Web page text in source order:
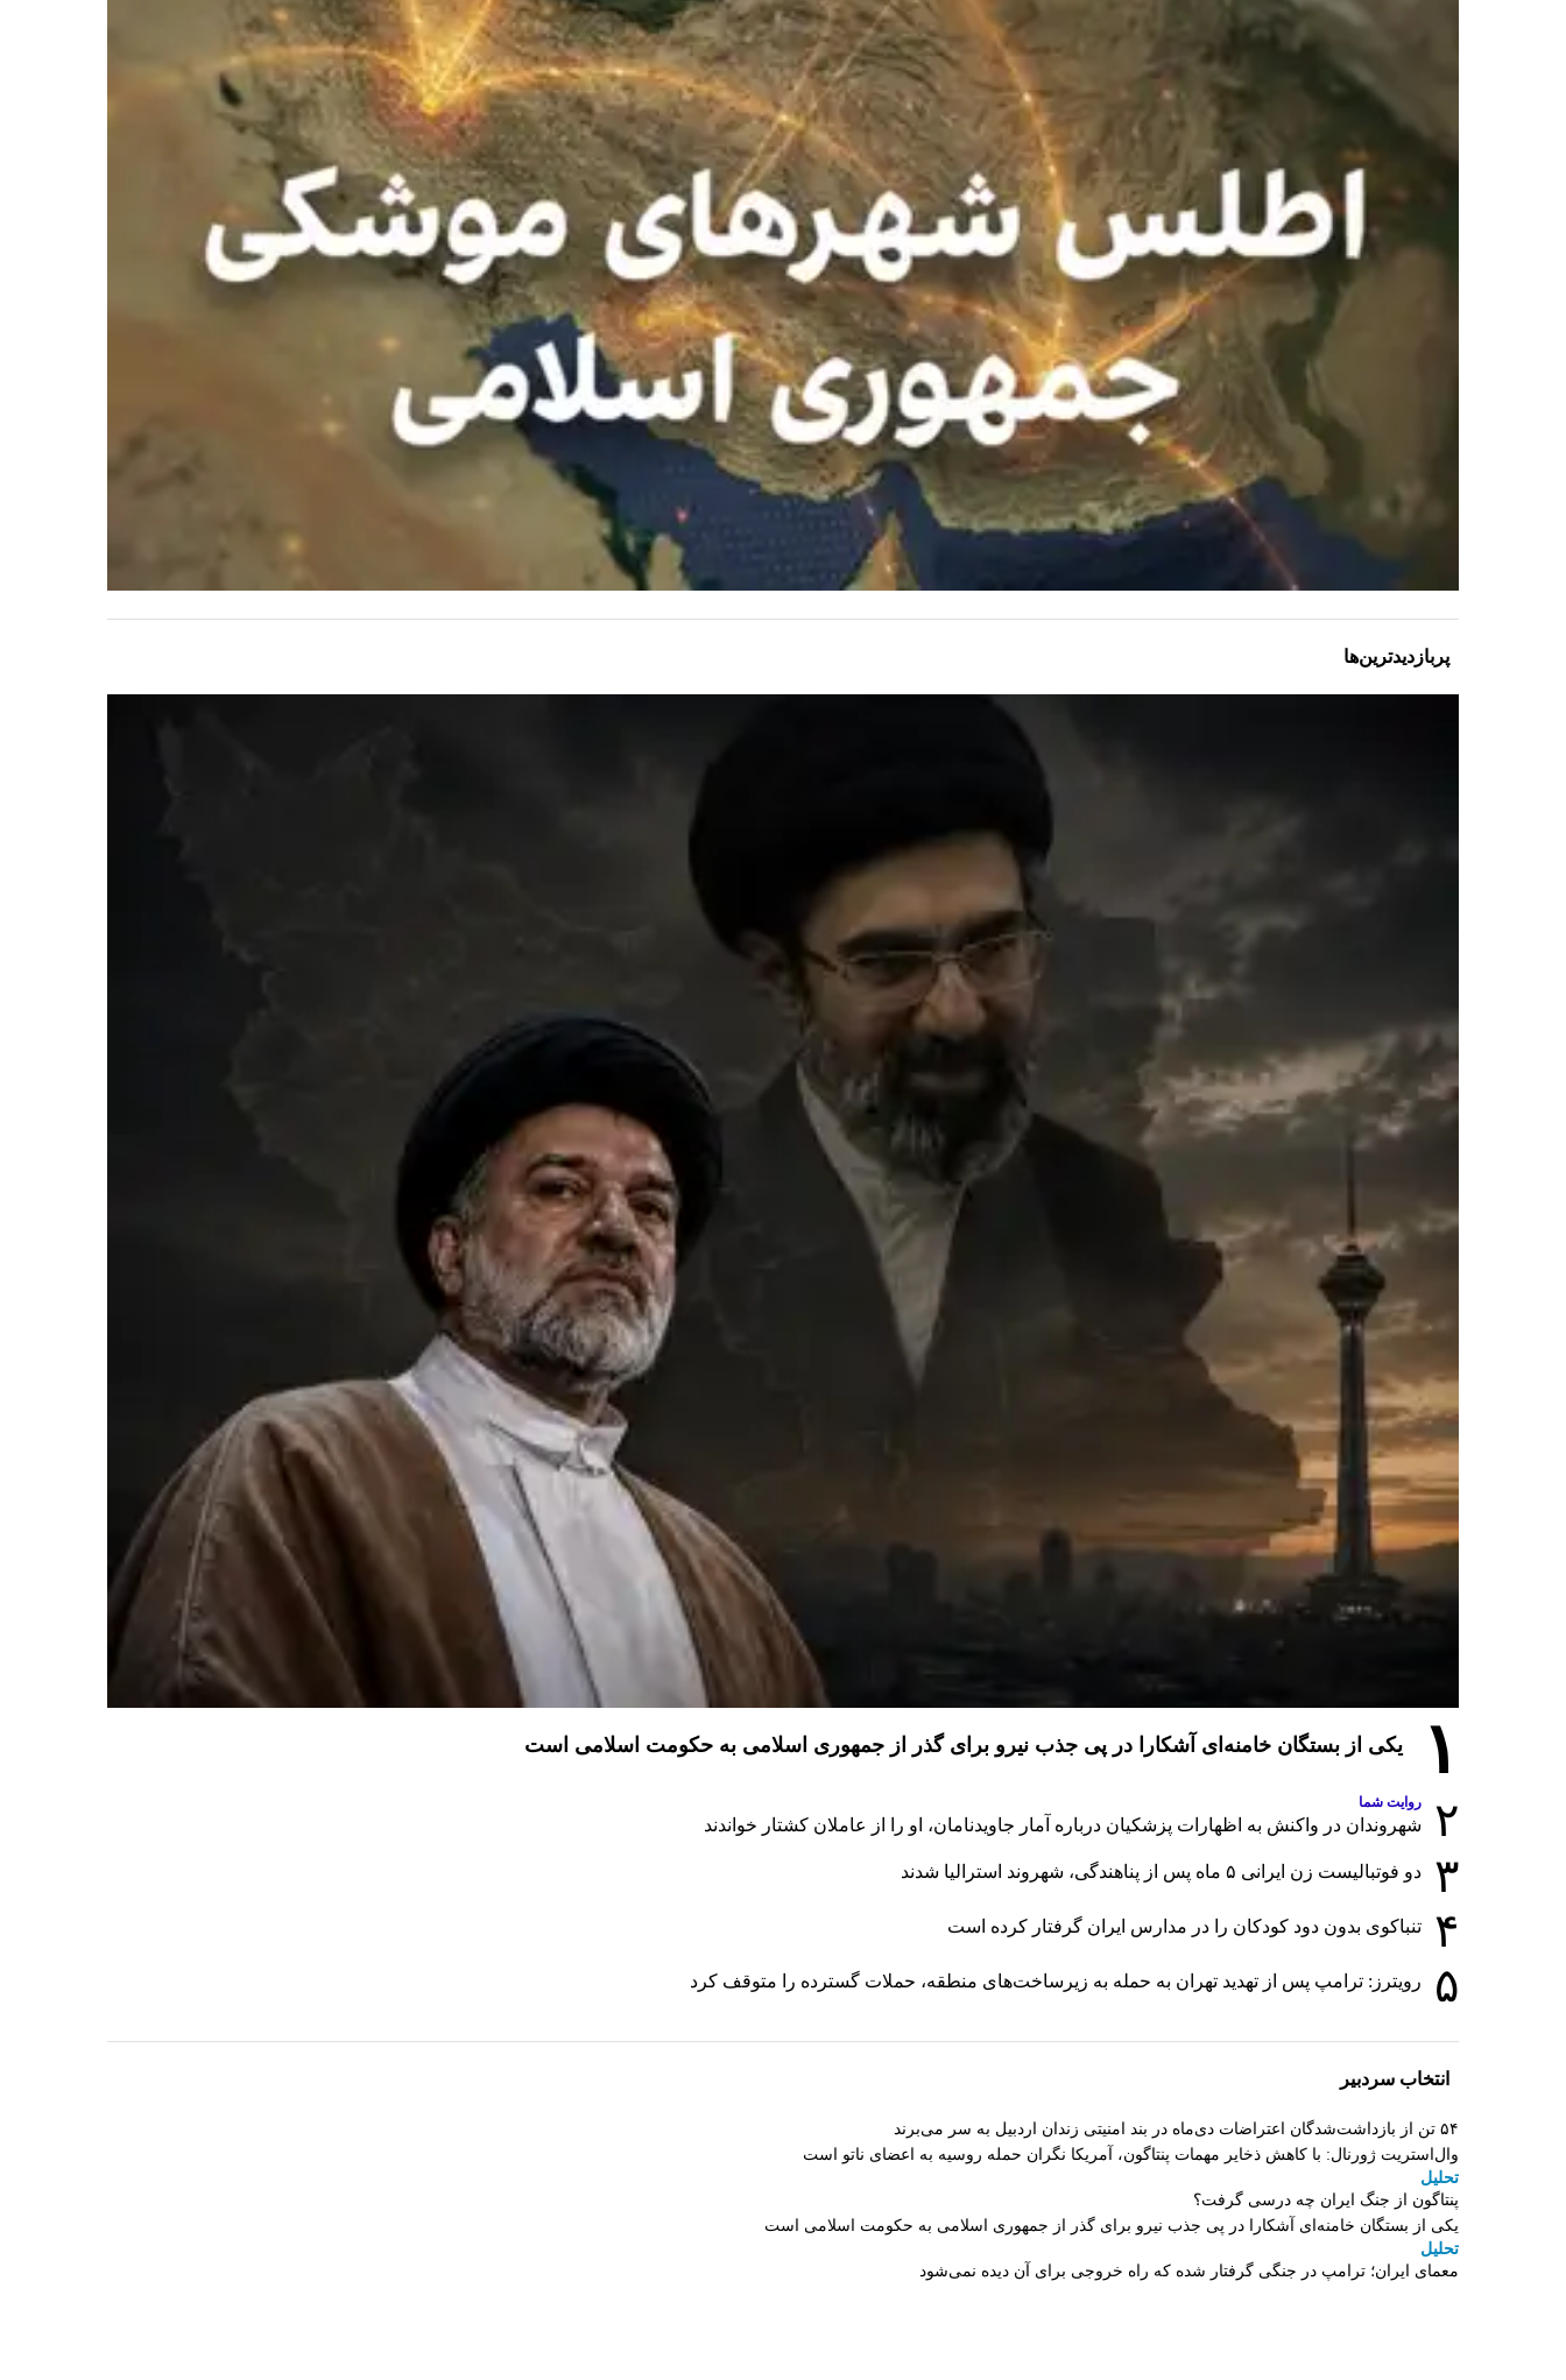
پربازدیدترین‌ها
۱ یکی از بستگان خامنه‌ای آشکارا در پی جذب نیرو برای گذر از جمهوری اسلامی به حکومت اسلامی است
۲ روایت شما
شهروندان در واکنش به اظهارات پزشکیان درباره آمار جاویدنامان، او را از عاملان کشتار خواندند
۳ دو فوتبالیست زن ایرانی ۵ ماه پس از پناهندگی، شهروند استرالیا شدند
۴ تنباکوی بدون دود کودکان را در مدارس ایران گرفتار کرده است
۵ رویترز: ترامپ پس از تهدید تهران به حمله به زیرساخت‌های منطقه، حملات گسترده را متوقف کرد
انتخاب سردبیر
۵۴ تن از بازداشت‌شدگان اعتراضات دی‌ماه در بند امنیتی زندان اردبیل به سر می‌برند
وال‌استریت ژورنال: با کاهش ذخایر مهمات پنتاگون، آمریکا نگران حمله روسیه به اعضای ناتو‌ است
تحلیل
پنتاگون از جنگ ایران چه درسی گرفت؟
یکی از بستگان خامنه‌ای آشکارا در پی جذب نیرو برای گذر از جمهوری اسلامی به حکومت اسلامی است
تحلیل
معمای ایران؛ ترامپ در جنگی گرفتار شده که راه خروجی برای آن دیده نمی‌شود